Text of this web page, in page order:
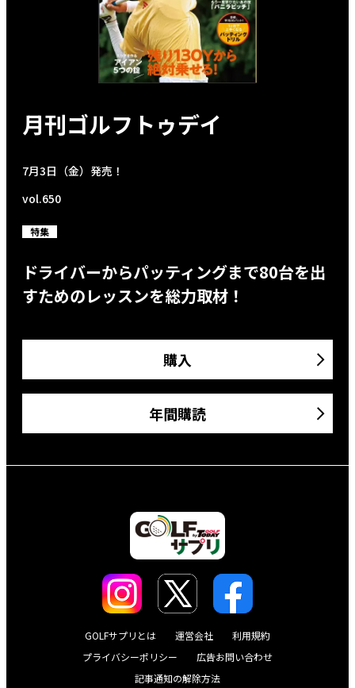
月刊ゴルフトゥデイ
7月3日（金）発売！
vol.650
特集
ドライバーからパッティングまで80台を出
すためのレッスンを総力取材！
購入
年間購読
GOLFサプリとは 運営会社
利用規約
プライバシーポリシー
広告お問い合わせ
記事通知の解除方法